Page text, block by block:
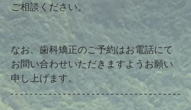
ご相談ください。
なお、歯科矯正のご予約はお電話にて
お問い合わせいただきますようお願い
申し上げます。